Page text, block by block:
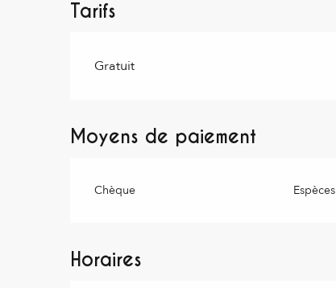
Tarifs
Gratuit
Moyens de paiement
Chèque Espèces
Horaires